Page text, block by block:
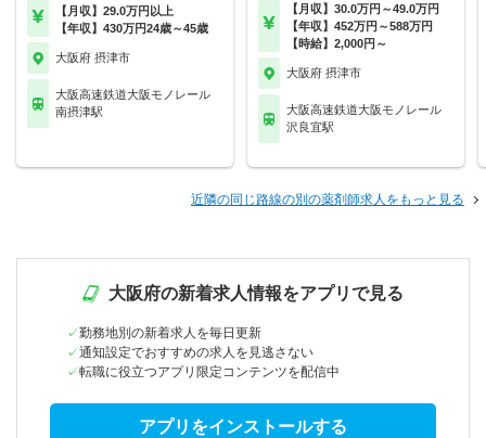
【月収】29.0万円以上
【年収】430万円24歳～45歳
大阪府 摂津市
大阪高速鉄道大阪モノレール
南摂津駅
【月収】30.0万円～49.0万円
【年収】452万円～588万円
【時給】2,000円～
大阪府 摂津市
大阪高速鉄道大阪モノレール
沢良宜駅
近隣の同じ路線の別の薬剤師求人をもっと見る
大阪府の新着求人情報をアプリで見る
勤務地別の新着求人を毎日更新
通知設定でおすすめの求人を見逃さない
転職に役立つアプリ限定コンテンツを配信中
アプリをインストールする